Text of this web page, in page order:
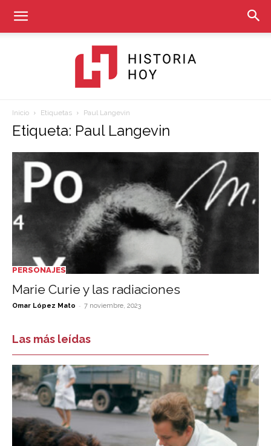
Inicio Etiquetas Paul Langevin
Etiqueta: Paul Langevin
PERSONAJES
Marie Curie y las radiaciones
Omar López Mato - 7 noviembre, 2023
Las más leídas